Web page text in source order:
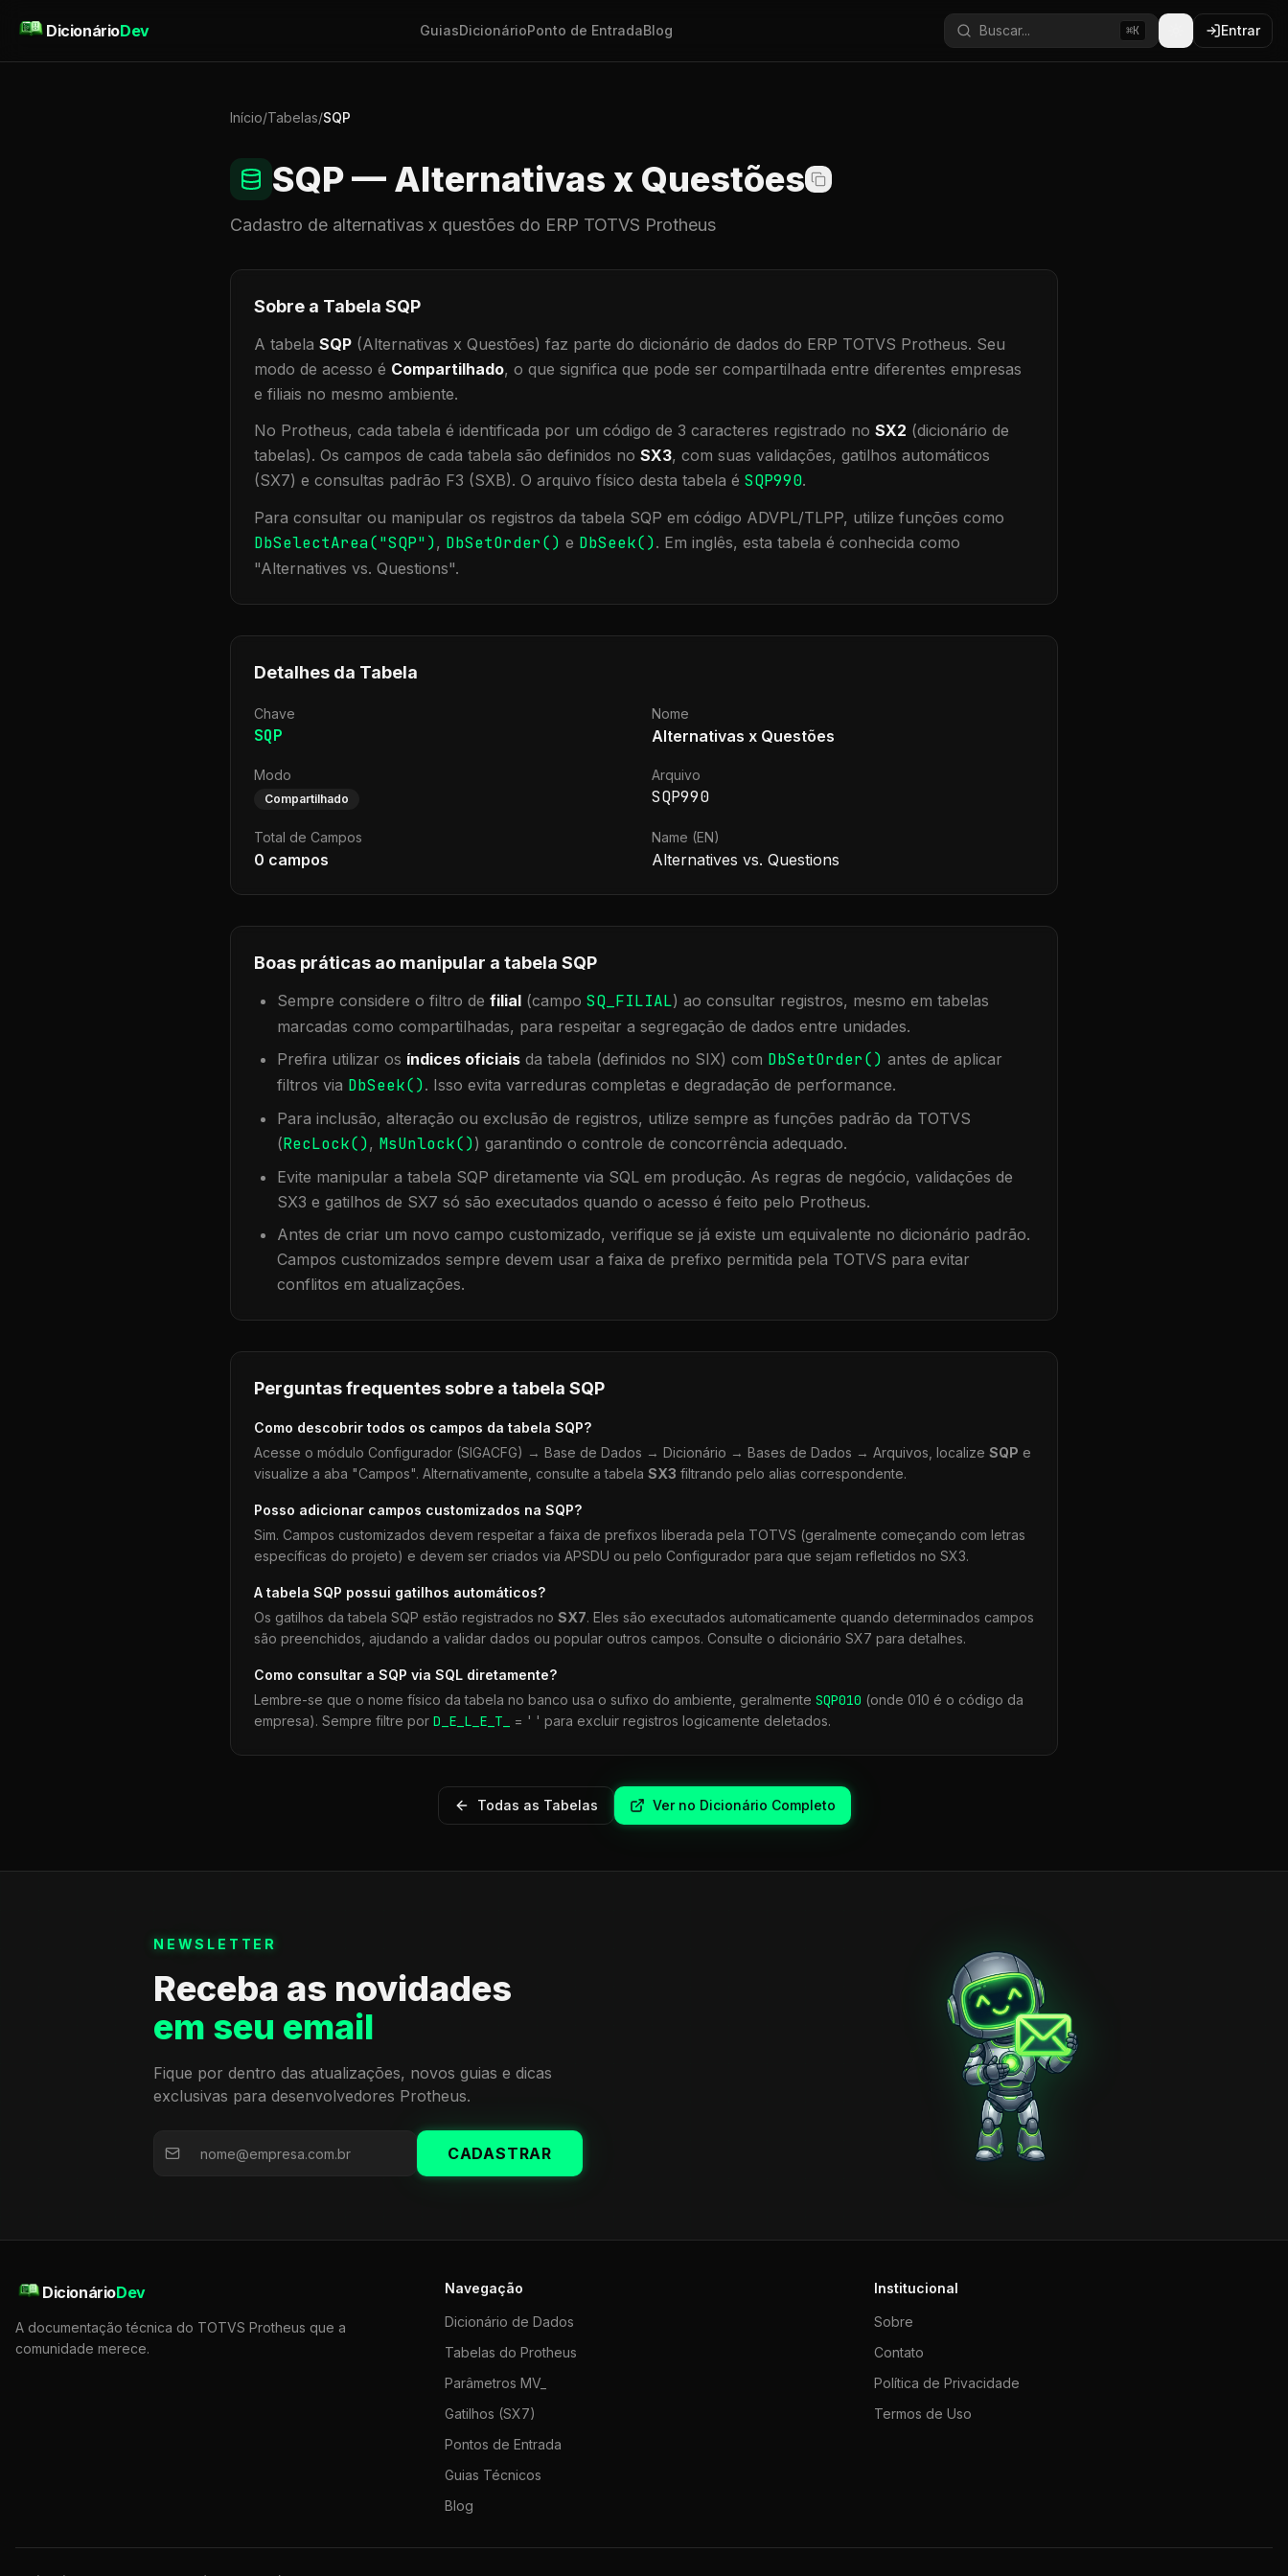
DicionárioDev GuiasDicionárioPonto de EntradaBlog Buscar... ⌘K Entrar
Início/Tabelas/SQP
SQP— Alternativas x Questões
Cadastro de alternativas x questões do ERP TOTVS Protheus
Sobre a Tabela SQP
A tabela SQP (Alternativas x Questões) faz parte do dicionário de dados do ERP TOTVS Protheus. Seu
modo de acesso é Compartilhado, o que significa que pode ser compartilhada entre diferentes empresas
e filiais no mesmo ambiente.
No Protheus, cada tabela é identificada por um código de 3 caracteres registrado no SX2 (dicionário de
tabelas). Os campos de cada tabela são definidos no SX3, com suas validações, gatilhos automáticos
(SX7) e consultas padrão F3 (SXB). O arquivo físico desta tabela é SQP990.
Para consultar ou manipular os registros da tabela SQP em código ADVPL/TLPP, utilize funções como
DbSelectArea("SQP"), DbSetOrder() e DbSeek(). Em inglês, esta tabela é conhecida como
"Alternatives vs. Questions".
Detalhes da Tabela
Chave
SQP
Nome
Alternativas x Questões
Modo
Compartilhado
Arquivo
SQP990
Total de Campos
0 campos
Name (EN)
Alternatives vs. Questions
Boas práticas ao manipular a tabela SQP
Sempre considere o filtro de filial (campo SQ_FILIAL) ao consultar registros, mesmo em tabelas
marcadas como compartilhadas, para respeitar a segregação de dados entre unidades.
Prefira utilizar os índices oficiais da tabela (definidos no SIX) com DbSetOrder() antes de aplicar
filtros via DbSeek(). Isso evita varreduras completas e degradação de performance.
Para inclusão, alteração ou exclusão de registros, utilize sempre as funções padrão da TOTVS
(RecLock(), MsUnlock()) garantindo o controle de concorrência adequado.
Evite manipular a tabela SQP diretamente via SQL em produção. As regras de negócio, validações de
SX3 e gatilhos de SX7 só são executados quando o acesso é feito pelo Protheus.
Antes de criar um novo campo customizado, verifique se já existe um equivalente no dicionário padrão.
Campos customizados sempre devem usar a faixa de prefixo permitida pela TOTVS para evitar
conflitos em atualizações.
Perguntas frequentes sobre a tabela SQP
Como descobrir todos os campos da tabela SQP?
Acesse o módulo Configurador (SIGACFG) → Base de Dados → Dicionário → Bases de Dados → Arquivos, localize SQP e
visualize a aba "Campos". Alternativamente, consulte a tabela SX3 filtrando pelo alias correspondente.
Posso adicionar campos customizados na SQP?
Sim. Campos customizados devem respeitar a faixa de prefixos liberada pela TOTVS (geralmente começando com letras
específicas do projeto) e devem ser criados via APSDU ou pelo Configurador para que sejam refletidos no SX3.
A tabela SQP possui gatilhos automáticos?
Os gatilhos da tabela SQP estão registrados no SX7. Eles são executados automaticamente quando determinados campos
são preenchidos, ajudando a validar dados ou popular outros campos. Consulte o dicionário SX7 para detalhes.
Como consultar a SQP via SQL diretamente?
Lembre-se que o nome físico da tabela no banco usa o sufixo do ambiente, geralmente SQP010 (onde 010 é o código da
empresa). Sempre filtre por D_E_L_E_T_ = ' ' para excluir registros logicamente deletados.
Todas as Tabelas Ver no Dicionário Completo
NEWSLETTER
Receba as novidades
em seu email
Fique por dentro das atualizações, novos guias e dicas
exclusivas para desenvolvedores Protheus.
CADASTRAR
DicionárioDev
A documentação técnica do TOTVS Protheus que a
comunidade merece.
Navegação
Dicionário de Dados
Tabelas do Protheus
Parâmetros MV_
Gatilhos (SX7)
Pontos de Entrada
Guias Técnicos
Blog
Institucional
Sobre
Contato
Política de Privacidade
Termos de Uso